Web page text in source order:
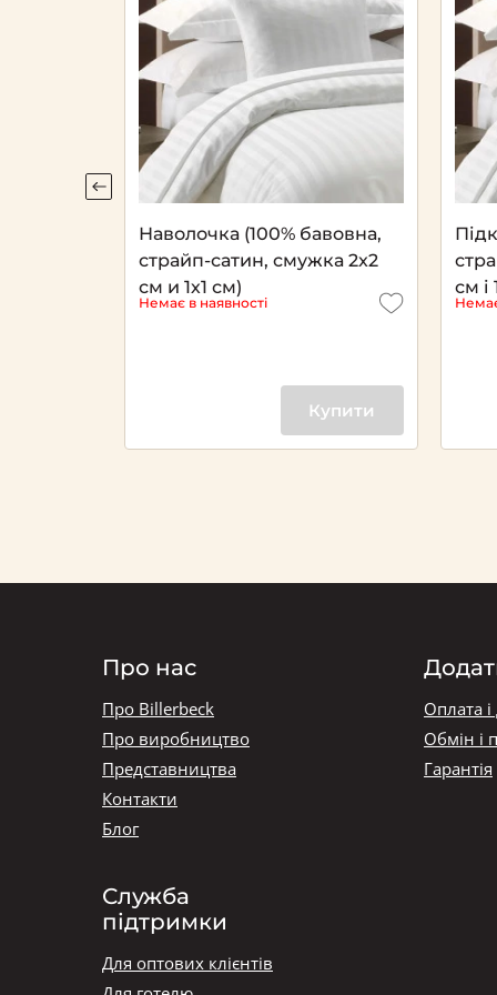
Наволочка (100% бавовна,
страйп-сатин, смужка 2x2
см и 1х1 см)
Немає в наявності
Купити
см і
Про нас
Про Billerbeck
Про виробництво
Представництва
Контакти
Блог
Служба
підтримки
Для оптових клієнтів
Оплата і
Обмін і
Гарантія